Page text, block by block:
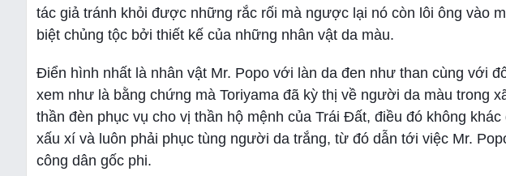
tác giả tránh khỏi được những rắc rối mà ngược lại nó còn lôi ông vào
biệt chủng tộc bởi thiết kế của những nhân vật da màu.
Điển hình nhất là nhân vật Mr. Popo với làn da đen như than cùng với
xem như là bằng chứng mà Toriyama đã kỳ thị về người da màu trong
thần đèn phục vụ cho vị thần hộ mệnh của Trái Đất, điều đó không
xấu xí và luôn phải phục tùng người da trắng, từ đó dẫn tới việc Mr.
công dân gốc phi.